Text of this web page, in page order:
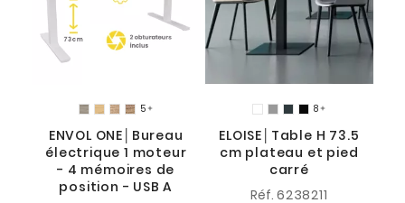
5 
ENVOL ONE│Bureau
électrique 1 moteur
- 4 mémoires de
position - USB A
8 
ELOISE│Table H 73.5
cm plateau et pied
carré
Réf. 6238211